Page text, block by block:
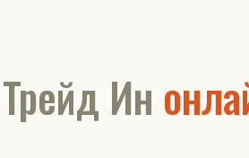
Трейд Ин